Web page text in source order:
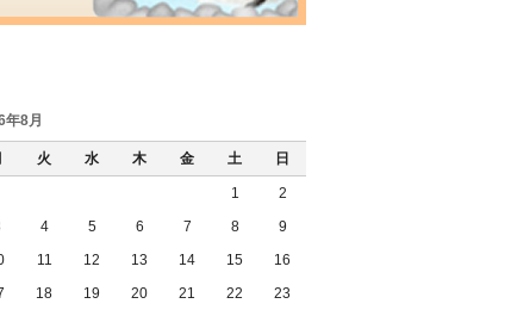
年8月
火 水 木 金 土 日
1
2
4 5 6 7 8
9
11 12 13 14 15
16
18 19 20 21 22
23